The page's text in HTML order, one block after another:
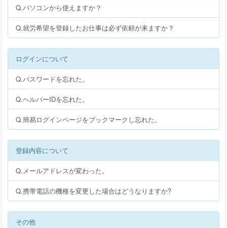
Q.パソコンから使えますか？
Q.就労希望を登録したお仕事は必ず依頼が来ますか？
ログインについて
Q.パスワードを忘れた。
Q.ヘルパーIDを忘れた。
Q.簡易ログインページをブックマークし忘れた。
登録内容について
Q.メールアドレスが変わった。
Q.携帯電話の機種を変更した場合はどうなりますか?
その他